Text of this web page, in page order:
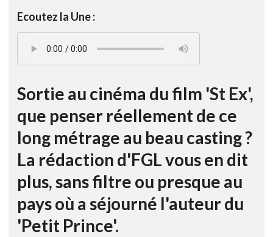
Ecoutez la Une :
Sortie au cinéma du film 'St Ex',
que penser réellement de ce
long métrage au beau casting ?
La rédaction d'FGL vous en dit
plus, sans filtre ou presque au
pays où a séjourné l'auteur du
'Petit Prince'.